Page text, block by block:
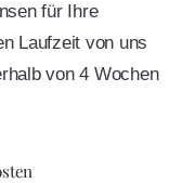
für Ihre
Laufzeit von uns
von 4 Wochen